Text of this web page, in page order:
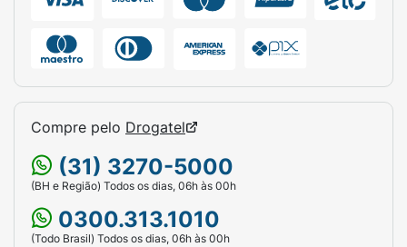
Compre pelo Drogatel
(31) 3270-5000
(BH e Região) Todos os dias, 06h às 00h
0300.313.1010
(Todo Brasil) Todos os dias, 06h às 00h